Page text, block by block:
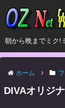
朝から晩までミク!
ホーム
DIVAオリジ